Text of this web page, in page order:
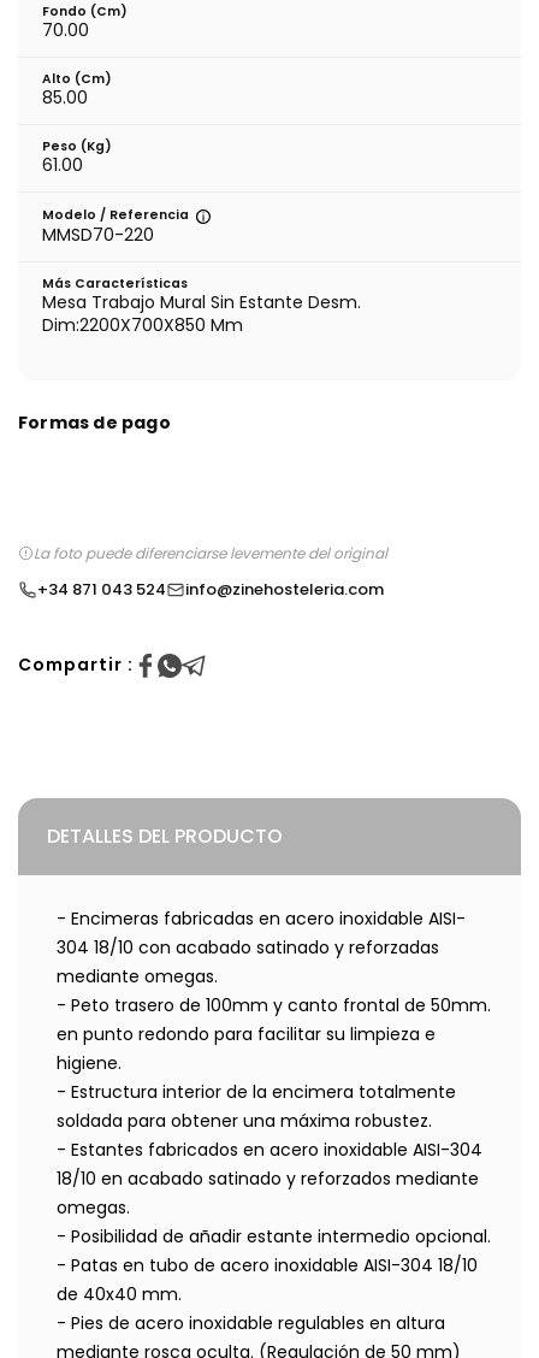
Fondo (cm)
70.00
Alto (cm)
85.00
Peso (kg)
61.00
Modelo / Referencia
MMSD70-220
Más Características
Mesa Trabajo Mural Sin Estante Desm.
Dim:2200X700X850 Mm
Formas de pago
La foto puede diferenciarse levemente del original
+34 871 043 524 info@zinehosteleria.com
Compartir :
DETALLES DEL PRODUCTO
- Encimeras fabricadas en acero inoxidable AISI-
304 18/10 con acabado satinado y reforzadas
mediante omegas.
- Peto trasero de 100mm y canto frontal de 50mm.
en punto redondo para facilitar su limpieza e
higiene.
- Estructura interior de la encimera totalmente
soldada para obtener una máxima robustez.
- Estantes fabricados en acero inoxidable AISI-304
18/10 en acabado satinado y reforzados mediante
omegas.
- Posibilidad de añadir estante intermedio opcional.
- Patas en tubo de acero inoxidable AISI-304 18/10
de 40x40 mm.
- Pies de acero inoxidable regulables en altura
mediante rosca oculta. (Regulación de 50 mm)